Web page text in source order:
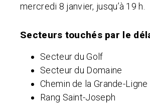
mercredi 8 janvier, jusqu’à 19 h.
Secteurs touchés par le
Secteur du Golf
Secteur du Domaine
Chemin de la Grande-Ligne
Rang Saint-Joseph